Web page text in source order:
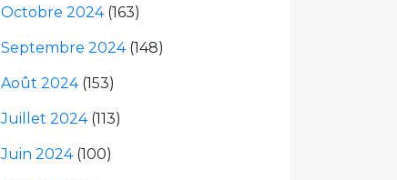
Octobre 2024(163)
Septembre 2024(148)
Août 2024(153)
Juillet 2024(113)
Juin 2024(100)